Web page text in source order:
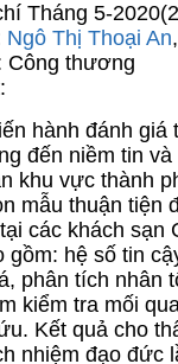
Tháng 5-
Ngô Thị Thoại An
Công thương
hành đánh giá
đến niềm tin
khu vực thành
mẫu thuận tiện
các khách
gồm: hệ số tin
phân tích nhân
kiểm tra mối
Kết quả cho
nhiệm đạo đức